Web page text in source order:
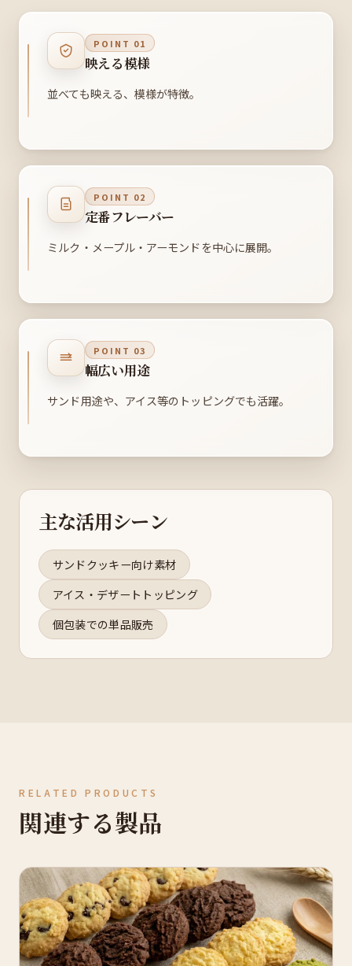
POINT 01
映える模様
並べても映える、模様が特徴。
POINT 02
定番フレーバー
ミルク・メープル・アーモンドを中心に展開。
POINT 03
幅広い用途
サンド用途や、アイス等のトッピングでも活躍。
主な活用シーン
サンドクッキー向け素材
アイス・デザートトッピング
個包装での単品販売
RELATED PRODUCTS
関連する製品